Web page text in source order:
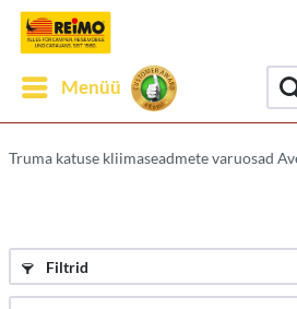
Menüü
Truma katuse kliimaseadmete varuosad
Filtrid